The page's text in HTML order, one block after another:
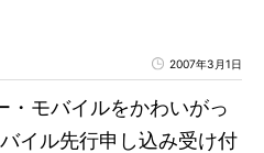
2007年3月1日
・モバイルをかわいがっ
イル先行申し込み受け付